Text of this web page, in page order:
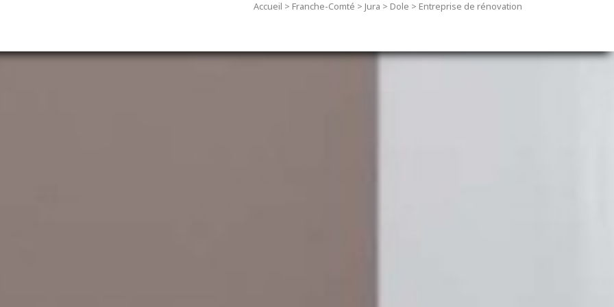
Accueil > Franche-Comté > Jura > Dole > Entreprise de rénovation